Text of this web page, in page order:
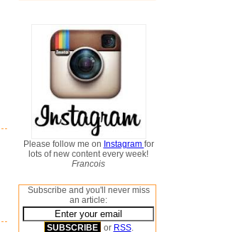
Please follow me on Instagram for
lots of new content every week!
Francois
Subscribe and you'll never miss
an article:
or RSS.